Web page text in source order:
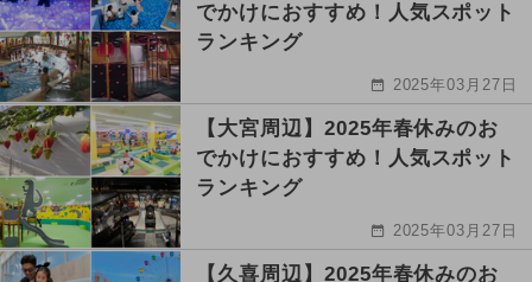
でかけにおすすめ！人気スポット
ランキング
2025年03月27日
【大宮周辺】2025年春休みのお
でかけにおすすめ！人気スポット
ランキング
2025年03月27日
【久喜周辺】2025年春休みのお